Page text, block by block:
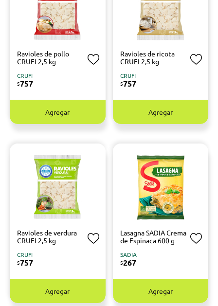
Ravioles de pollo
CRUFI 2,5 kg
CRUFI
$757
Agregar
Ravioles de ricota
CRUFI 2,5 kg
CRUFI
$757
Agregar
Ravioles de verdura
CRUFI 2,5 kg
CRUFI
$757
Agregar
Lasagna SADIA Crema
de Espinaca 600 g
SADIA
$267
Agregar